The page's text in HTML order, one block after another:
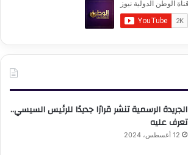
الجريدة الرسمية تنشر قرارًا جديدًا للرئيس السيسي..
تعرف عليه
12 أغسطس، 2024